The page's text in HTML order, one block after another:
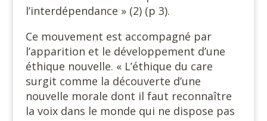
l’interdépendance » (2) (p 3).
Ce mouvement est accompagné par
l’apparition et le développement d’une
éthique nouvelle. « L’éthique du care
surgit comme la découverte d’une
nouvelle morale dont il faut reconnaître
la voix dans le monde qui ne dispose pas